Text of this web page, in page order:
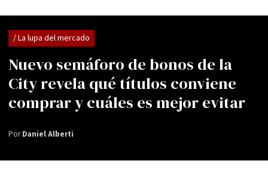
Nuevo semáforo de bonos de la
City revela qué títulos conviene
comprar y cuáles es mejor evitar
/ La lupa del mercado
PorDaniel Alberti